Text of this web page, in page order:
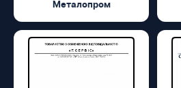
Металопром